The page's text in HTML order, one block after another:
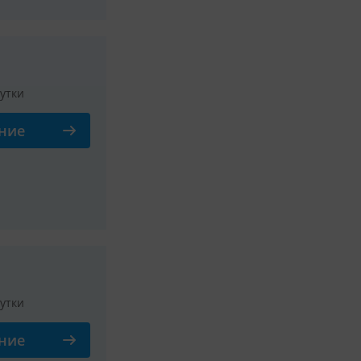
Смотреть все фото
Смотреть все фото
и посуда по количеству